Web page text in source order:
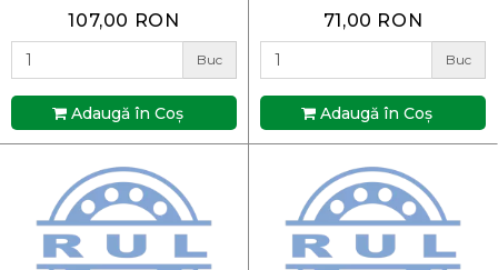
107,00 RON
Buc
Adaugă în Coş
71,00 RON
Buc
Adaugă în Coş